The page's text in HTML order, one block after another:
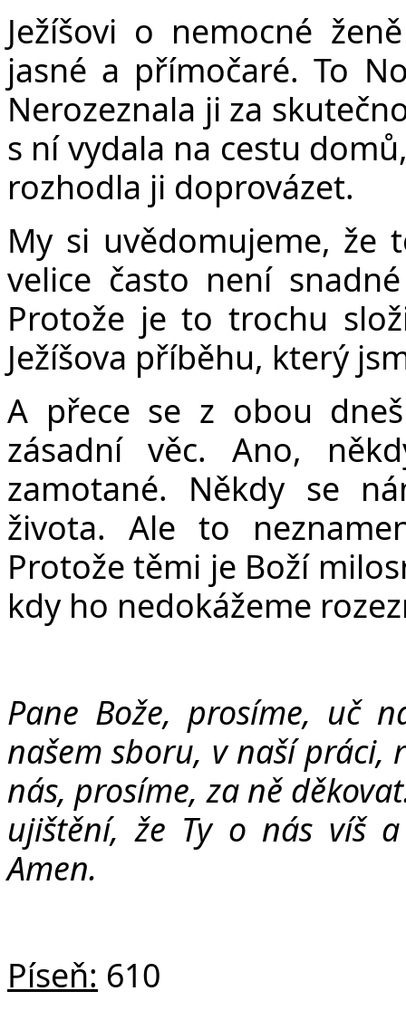
Ježíšovi o nemocné
jasné a přímočaré. To
Nerozeznala ji za
s ní vydala na cestu
rozhodla ji doprovázet.
My si uvědomujeme, že
velice často není
Protože je to trochu
Ježíšova příběhu, který
A přece se z obou
zásadní věc. Ano,
zamotané. Někdy se
života. Ale to
Protože těmi je Boží
kdy ho nedokážeme
Pane Bože, prosíme, uč
našem sboru, v naší práci,
nás, prosíme, za ně
ujištění, že Ty o nás víš
Amen.
Píseň: 610